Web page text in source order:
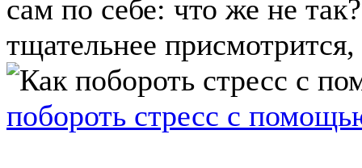
сам по себе: что же не
тщательнее
побороть стресс с